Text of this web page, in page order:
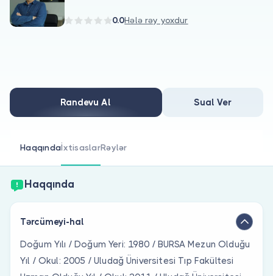
Həkimlər üçün
Həkim siniz?
0.0Hələ rəy yoxdur
Randevu Al Sual Ver
HaqqındaİxtisaslarRəylər
Haqqında
Tərcümeyi-hal
Doğum Yılı / Doğum Yeri: 1980 / BURSA Mezun Olduğu
Yıl / Okul: 2005 / Uludağ Üniversitesi Tıp Fakültesi